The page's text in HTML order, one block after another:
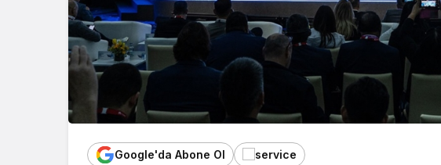
Google'da Abone Ol